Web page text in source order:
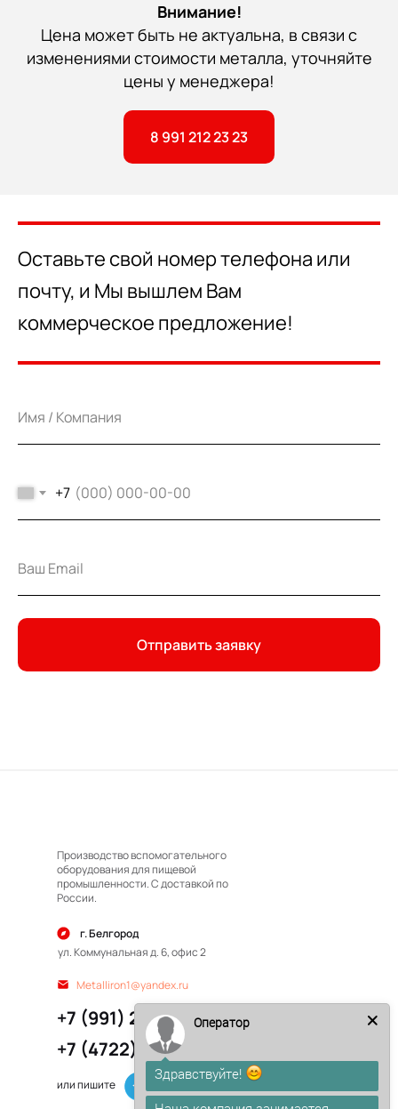
Внимание!
Цена может быть не актуальна, в связи с
изменениями стоимости металла, уточняйте
цены у менеджера!
8 991 212 23 23
Оставьте свой номер телефона или
почту, и Мы вышлем Вам
коммерческое предложение!
+7
Отправить заявку
Производство вспомогательного
оборудования для пищевой
промышленности. С доставкой по
России.
г. Белгород
ул. Коммунальная д. 6, офис 2
+7 (991) 212-23-23
Metalliron1@yandex.ru
или пишите
+7 (4722) 50-17-45
Оператор
Здравствуйте!